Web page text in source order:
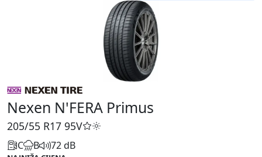
Nexen N'FERA Primus
205/55 R17 95V
C B 72 dB